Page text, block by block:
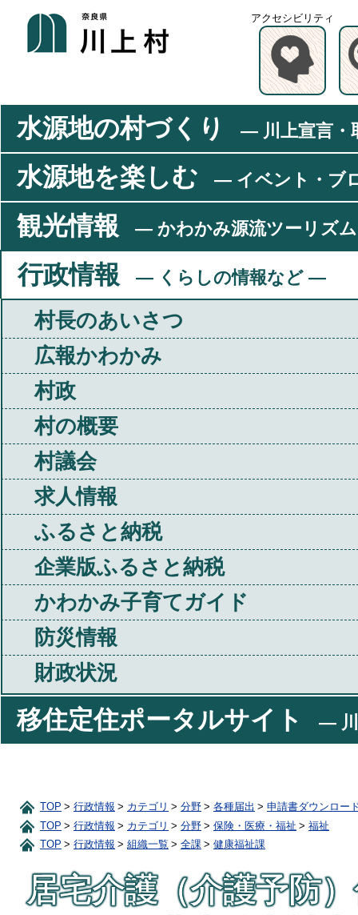
アクセシビリティ
水源地の村づくり ― 川上宣言・
水源地を楽しむ ― イベント・ブ
観光情報 ― かわかみ源流ツーリズ
行政情報 ― くらしの情報など ―
村長のあいさつ
広報かわかみ
村政
村の概要
村議会
求人情報
ふるさと納税
企業版ふるさと納税
かわかみ子育てガイド
防災情報
財政状況
移住定住ポータルサイト ―
TOP 行政情報 カテゴリ 分野 各種届出
申請書ダウンロー
TOP
行政情報 カテゴリ 分野 保険・医療・福祉
福祉
TOP
行政情報 組織一覧 全課 健康福祉課
居宅介護（介護予防